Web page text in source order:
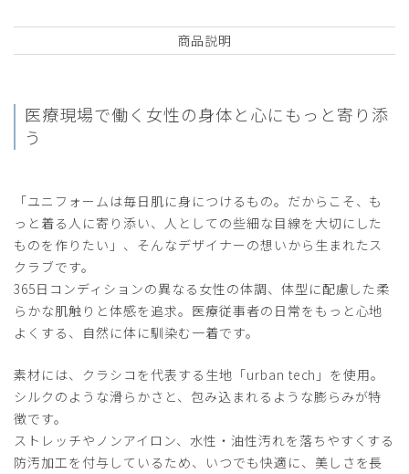
商品説明
医療現場で働く女性の身体と心にもっと寄り添
う
「ユニフォームは毎日肌に身につけるもの。だからこそ、も
っと着る人に寄り添い、人としての些細な目線を大切にした
ものを作りたい」、そんなデザイナーの想いから生まれたス
クラブです。
365日コンディションの異なる女性の体調、体型に配慮した柔
らかな肌触りと体感を追求。医療従事者の日常をもっと心地
よくする、自然に体に馴染む一着です。
素材には、クラシコを代表する生地「urban tech」を使用。
シルクのような滑らかさと、包み込まれるような膨らみが特
徴です。
ストレッチやノンアイロン、水性・油性汚れを落ちやすくする
防汚加工を付与しているため、いつでも快適に、美しさを長